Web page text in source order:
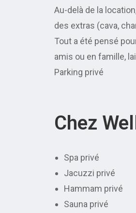
Au-delà de la
des extras (cava,
Tout a été pensé
amis ou en famille,
Parking privé
Chez
Spa privé
Jacuzzi privé
Hammam privé
Sauna privé